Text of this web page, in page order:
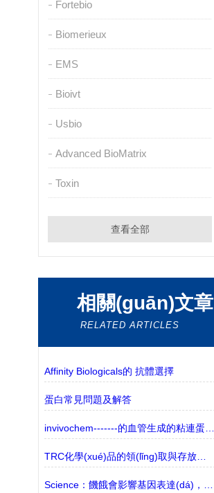
Fortebio
Biomerieux
EMS
Bioivt
Usbio
Advanced BioMatrix
Toxin
查看全部
相關(guān)文章
RELATED ARTICLES
Affinity Biologicals的 抗體選擇
蛋白常見問題及解答
TRC化學(xué)品的領(lǐng)取與存放說明